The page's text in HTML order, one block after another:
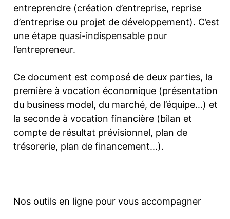
entreprendre (création d’entreprise, reprise
d’entreprise ou projet de développement). C’est
une étape quasi-indispensable pour
l’entrepreneur.
Ce document est composé de deux parties, la
première à vocation économique (présentation
du business model, du marché, de l’équipe…) et
la seconde à vocation financière (bilan et
compte de résultat prévisionnel, plan de
trésorerie, plan de financement…).
Nos outils en ligne pour vous accompagner